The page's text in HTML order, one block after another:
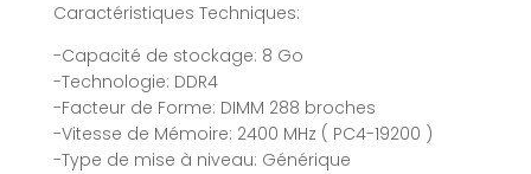
Caractéristiques Techniques:
-Capacité de stockage: 8 Go
-Technologie: DDR4
-Facteur de Forme: DIMM 288 broches
-Vitesse de Mémoire: 2400 MHz ( PC4-19200 )
-Type de mise à niveau: Générique